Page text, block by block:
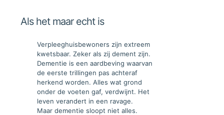
aantal
Als het maar echt is
Verpleeghuisbewoners zijn extreem
kwetsbaar. Zeker als zij dement zijn.
Dementie is een aardbeving waarvan
de eerste trillingen pas achteraf
herkend worden. Alles wat grond
onder de voeten gaf, verdwijnt. Het
leven verandert in een ravage.
Maar dementie sloopt niet alles.